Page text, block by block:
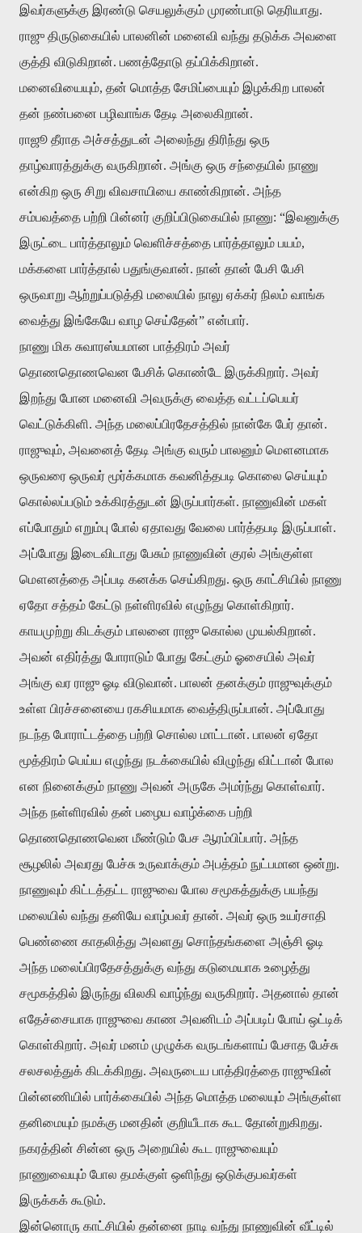
இவர்களுக்கு இரண்டு செயலுக்கும் முரண்பாடு தெரியாது.
ராஜு திருடுகையில் பாலனின் மனைவி வந்து தடுக்க அவளை
குத்தி விடுகிறான். பணத்தோடு தப்பிக்கிறான்.
மனைவியையும், தன் மொத்த சேமிப்பையும் இழக்கிற பாலன்
தன் நண்பனை பழிவாங்க தேடி அலைகிறான்.
ராஜூ தீராத அச்சத்துடன் அலைந்து திரிந்து ஒரு
தாழ்வாரத்துக்கு வருகிறான். அங்கு ஒரு சந்தையில் நாணு
என்கிற ஒரு சிறு விவசாயியை காண்கிறான். அந்த
சம்பவத்தை பற்றி பின்னர் குறிப்பிடுகையில் நாணு: “இவனுக்கு
இருட்டை பார்த்தாலும் வெளிச்சத்தை பார்த்தாலும் பயம்,
மக்களை பார்த்தால் பதுங்குவான். நான் தான் பேசி பேசி
ஒருவாறு ஆற்றுப்படுத்தி மலையில் நாலு ஏக்கர் நிலம் வாங்க
வைத்து இங்கேயே வாழ செய்தேன்” என்பார்.
நாணு மிக சுவாரஸ்யமான பாத்திரம் அவர்
தொணதொணவென பேசிக் கொண்டே இருக்கிறார். அவர்
இறந்து போன மனைவி அவருக்கு வைத்த வட்டப்பெயர்
வெட்டுக்கிளி. அந்த மலைப்பிரதேசத்தில் நான்கே பேர் தான்.
ராஜுவும், அவனைத் தேடி அங்கு வரும் பாலனும் மௌனமாக
ஒருவரை ஒருவர் மூர்க்கமாக கவனித்தபடி கொலை செய்யும்
கொல்லப்படும் உக்கிரத்துடன் இருப்பார்கள். நாணுவின் மகள்
எப்போதும் எறும்பு போல் ஏதாவது வேலை பார்த்தபடி இருப்பாள்.
அப்போது இடைவிடாது பேசும் நாணுவின் குரல் அங்குள்ள
மௌனத்தை அப்படி கனக்க செய்கிறது. ஒரு காட்சியில் நாணு
ஏதோ சத்தம் கேட்டு நள்ளிரவில் எழுந்து கொள்கிறார்.
காயமுற்று கிடக்கும் பாலனை ராஜு கொல்ல முயல்கிறான்.
அவன் எதிர்த்து போராடும் போது கேட்கும் ஓசையில் அவர்
அங்கு வர ராஜு ஓடி விடுவான். பாலன் தனக்கும் ராஜுவுக்கும்
உள்ள பிரச்சனையை ரகசியமாக வைத்திருப்பான். அப்போது
நடந்த போராட்டத்தை பற்றி சொல்ல மாட்டான். பாலன் ஏதோ
மூத்திரம் பெய்ய எழுந்து நடக்கையில் விழுந்து விட்டான் போல
என நினைக்கும் நாணு அவன் அருகே அமர்ந்து கொள்வார்.
அந்த நள்ளிரவில் தன் பழைய வாழ்க்கை பற்றி
தொணதொணவென மீண்டும் பேச ஆரம்பிப்பார். அந்த
சூழலில் அவரது பேச்சு உருவாக்கும் அபத்தம் நுட்பமான ஒன்று.
நாணுவும் கிட்டத்தட்ட ராஜுவை போல சமூகத்துக்கு பயந்து
மலையில் வந்து தனியே வாழ்பவர் தான். அவர் ஒரு உயர்சாதி
பெண்ணை காதலித்து அவளது சொந்தங்களை அஞ்சி ஓடி
அந்த மலைப்பிரதேசத்துக்கு வந்து கடுமையாக உழைத்து
சமூகத்தில் இருந்து விலகி வாழ்ந்து வருகிறார். அதனால் தான்
எதேச்சையாக ராஜுவை காண அவனிடம் அப்படிப் போய் ஒட்டிக்
கொள்கிறார். அவர் மனம் முழுக்க வருடங்களாய் பேசாத பேச்சு
சலசலத்துக் கிடக்கிறது. அவருடைய பாத்திரத்தை ராஜுவின்
பின்னணியில் பார்க்கையில் அந்த மொத்த மலையும் அங்குள்ள
தனிமையும் நமக்கு மனதின் குறியீடாக கூட தோன்றுகிறது.
நகரத்தின் சின்ன ஒரு அறையில் கூட ராஜுவையும்
நாணுவையும் போல தமக்குள் ஒளிந்து ஒடுக்குபவர்கள்
இருக்கக் கூடும்.
இன்னொரு காட்சியில் தன்னை நாடி வந்து நாணுவின் வீட்டில்